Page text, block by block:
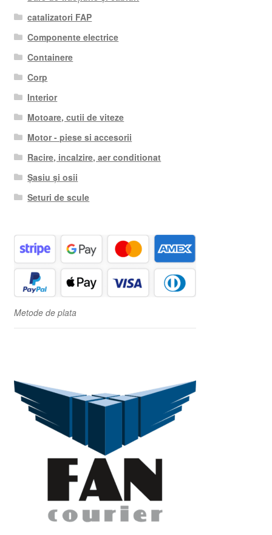
catalizatori FAP
Componente electrice
Containere
Corp
Interior
Motoare, cutii de viteze
Motor - piese si accesorii
Racire, incalzire, aer conditionat
Șasiu și osii
Seturi de scule
Metode de plata